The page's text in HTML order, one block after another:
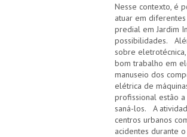
Nesse contexto, é
atuar em
predial em Jardim
possibilidades.
sobre
bom trabalho em
manuseio dos
elétrica de
profissional estão
saná-los. A
centros urbanos
acidentes durante